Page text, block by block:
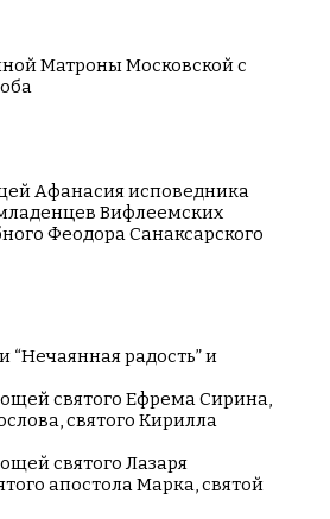
Матроны Московской с
Афанасия исповедника
Вифлеемских
Феодора Санаксарского
радость” и
святого Ефрема Сирина,
святого Кирилла
святого Лазаря
апостола Марка, святой